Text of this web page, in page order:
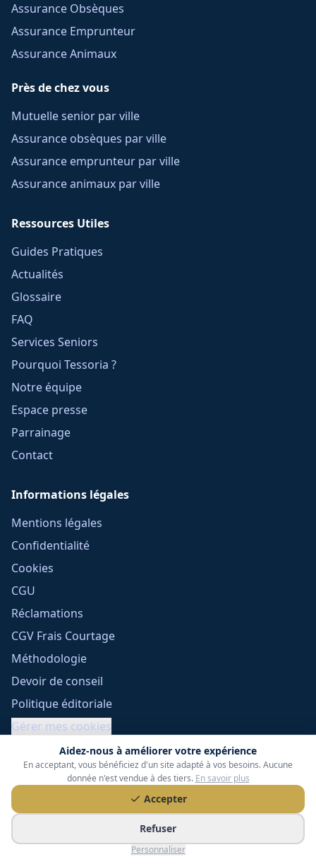
Aidez-nous à améliorer votre expérience
En acceptant, vous bénéficiez d'un site adapté à vos besoins. Aucune
donnée n'est vendue à des tiers. En savoir plus
Accepter
Refuser
Personnaliser
Assurance Obsèques
Assurance Emprunteur
Assurance Animaux
Près de chez vous
Mutuelle senior par ville
Assurance obsèques par ville
Assurance emprunteur par ville
Assurance animaux par ville
Ressources Utiles
Guides Pratiques
Actualités
Glossaire
FAQ
Services Seniors
Pourquoi Tessoria ?
Notre équipe
Espace presse
Parrainage
Contact
Informations légales
Mentions légales
Confidentialité
Cookies
CGU
Réclamations
CGV Frais Courtage
Méthodologie
Devoir de conseil
Politique éditoriale
Gérer mes cookies
ORIAS n° 25007309 - RCS 990 206 179 - Membre du réseau